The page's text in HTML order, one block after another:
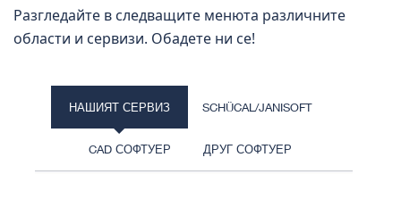
​Разгледайте в следващите менюта различните
области и сервизи. Обадете ни се!
НАШИЯТ СЕРВИЗ SCHÜCAL/JANISOFT
CAD СОФТУЕР ДРУГ СОФТУЕР